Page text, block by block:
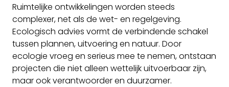
Ruimtelijke ontwikkelingen worden steeds
complexer, net als de wet- en regelgeving.
Ecologisch advies vormt de verbindende schakel
tussen plannen, uitvoering en natuur. Door
ecologie vroeg en serieus mee te nemen, ontstaan
projecten die niet alleen wettelijk uitvoerbaar zijn,
maar ook verantwoorder en duurzamer.